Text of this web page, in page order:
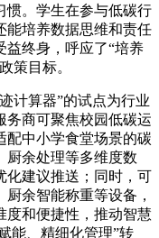
惯。学生在参与低碳行
能培养数据思维和责任
益终身，呼应了“培养
策目标。
计算器”的试点为行业
务商可聚焦校园低碳运
配中小学食堂场景的碳
厨余处理等多维度数
化建议推送；同时，可
余智能称重等设备，
度和便捷性，推动智慧
能、精细化管理”转